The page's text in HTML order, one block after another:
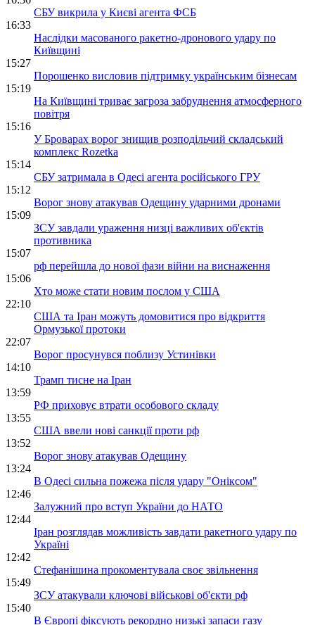
СБУ викрила у Києві агента ФСБ
16:33
Наслідки масованого ракетно-дронового удару по
Київщині
15:27
Порошенко висловив підтримку українським бізнесам
15:19
На Київщині триває загроза забруднення атмосферного
повітря
15:16
У Броварах ворог знищив розподільчий складський
комплекс Rozetka
15:14
СБУ затримала в Одесі агента російського ГРУ
15:12
Ворог знову атакував Одещину ударними дронами
15:09
ЗСУ завдали ураження низці важливих об'єктів
противника
15:07
рф перейшла до нової фази війни на виснаження
15:06
Хто може стати новим послом у США
22:10
США та Іран можуть домовитися про відкриття
Ормузької протоки
22:07
Ворог просунувся поблизу Устинівки
14:10
Трамп тисне на Іран
13:59
РФ приховує втрати особового складу
13:55
США ввели нові санкції проти рф
13:52
Ворог знову атакував Одещину
13:24
В Одесі сильна пожежа після удару "Оніксом"
12:46
Залужний про вступ України до НАТО
12:44
Іран розглядав можливість завдати ракетного удару по
Україні
12:42
Стефанішина прокоментувала своє звільнення
15:49
ЗСУ атакували ключові військові об'єкти рф
15:40
В Європі фіксують рекордно низькі запаси газу